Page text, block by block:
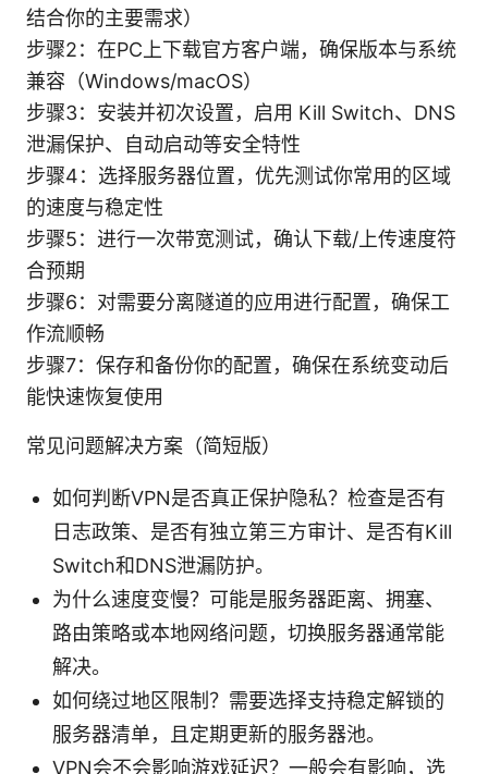
结合你的主要需求）
步骤2：在PC上下载官方客户端，确保版本与系统
兼容（Windows/macOS）
步骤3：安装并初次设置，启用 Kill Switch、DNS
泄漏保护、自动启动等安全特性
步骤4：选择服务器位置，优先测试你常用的区域
的速度与稳定性
步骤5：进行一次带宽测试，确认下载/上传速度符
合预期
步骤6：对需要分离隧道的应用进行配置，确保工
作流顺畅
步骤7：保存和备份你的配置，确保在系统变动后
能快速恢复使用
常见问题解决方案（简短版）
如何判断VPN是否真正保护隐私？检查是否有
日志政策、是否有独立第三方审计、是否有Kill
Switch和DNS泄漏防护。
为什么速度变慢？可能是服务器距离、拥塞、
路由策略或本地网络问题，切换服务器通常能
解决。
如何绕过地区限制？需要选择支持稳定解锁的
服务器清单，且定期更新的服务器池。
VPN会不会影响游戏延迟？一般会有影响，选